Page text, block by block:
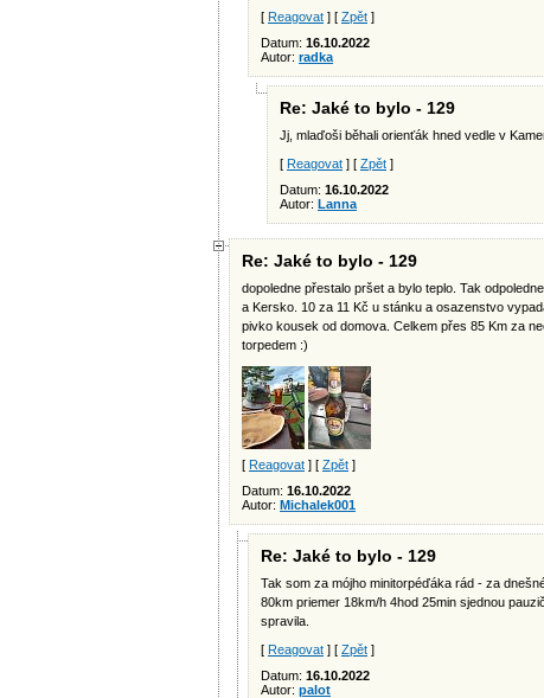
[ Reagovat ] [ Zpět ]
Datum: 16.10.2022
Autor: radka
Re: Jaké to bylo - 129
Jj, mlaďoši běhali orienťák hned vedle v
[ Reagovat ] [ Zpět ]
Datum: 16.10.2022
Autor: Lanna
Re: Jaké to bylo - 129
dopoledne přestalo pršet a bylo teplo. Tak
a Kersko. 10 za 11 Kč u stánku a osazenstvo
pivko kousek od domova. Celkem přes 85 Km za
torpedem :)
[ Reagovat ] [ Zpět ]
Datum: 16.10.2022
Autor: Michalek001
Re: Jaké to bylo - 129
Tak som za mójho minitorpéďáka rád - za
80km priemer 18km/h 4hod 25min sjednou
spravila.
[ Reagovat ] [ Zpět ]
Datum: 16.10.2022
Autor: palot